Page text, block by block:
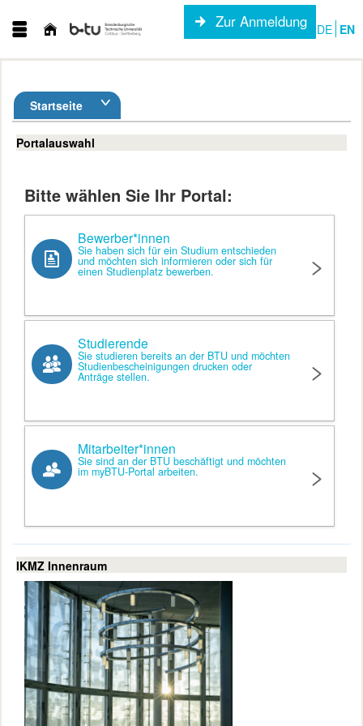
Zur Anmeldung DE EN
Startseite
Portalauswahl
Bitte wählen Sie Ihr Portal:
Bewerber*innen
Sie haben sich für ein Studium entschieden
und möchten sich informieren oder sich für
einen Studienplatz bewerben.
Studierende
Sie studieren bereits an der BTU und möchten
Studienbescheinigungen drucken oder
Anträge stellen.
Mitarbeiter*innen
Sie sind an der BTU beschäftigt und möchten
im myBTU-Portal arbeiten.
IKMZ Innenraum